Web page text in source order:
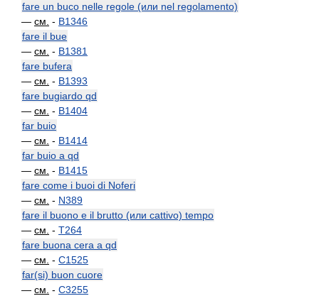
fare un buco nelle regole (или nel regolamento)
— см. - B1346
fare il bue
— см. - B1381
fare bufera
— см. - B1393
fare bugiardo qd
— см. - B1404
far buio
— см. - B1414
far buio a qd
— см. - B1415
fare come i buoi di Noferi
— см. - N389
fare il buono e il brutto (или cattivo) tempo
— см. - T264
fare buona cera a qd
— см. - C1525
far(si) buon cuore
— см. - C3255